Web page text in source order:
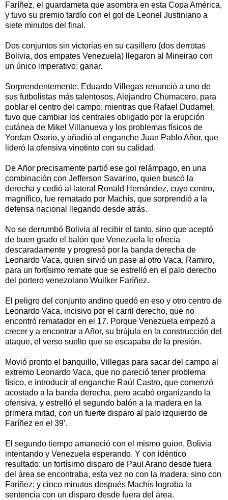
Faríñez, el guardameta que asombra en esta Copa América,
y tuvo su premio tardío con el gol de Leonel Justiniano a
siete minutos del final.
Dos conjuntos sin victorias en su casillero (dos derrotas
Bolivia, dos empates Venezuela) llegaron al Mineirao con
un único imperativo: ganar.
Sorprendentemente, Eduardo Villegas renunció a uno de
sus futbolistas más talentosos, Alejandro Chumacero, para
poblar el centro del campo; mientras que Rafael Dudamel,
tuvo que cambiar los centrales obligado por la erupción
cutánea de Mikel Villanueva y los problemas físicos de
Yordan Osorio, y añadió al enganche Juan Pablo Añor, que
lideró la ofensiva vinotinto con su calidad.
De Añor precisamente partió ese gol relámpago, en una
combinación con Jefferson Savarino, quien buscó la
derecha y cedió al lateral Ronald Hernández, cuyo centro,
magnífico, fue rematado por Machís, que sorprendió a la
defensa nacional llegando desde atrás.
No se derrumbó Bolivia al recibir el tanto, sino que aceptó
de buen grado el balón que Venezuela le ofrecía
descaradamente y progresó por la banda derecha de
Leonardo Vaca, quien sirvió un pase al otro Vaca, Ramiro,
para un fortísimo remate que se estrelló en el palo derecho
del portero venezolano Wuilker Faríñez.
El peligro del conjunto andino quedó en eso y otro centro de
Leonardo Vaca, incisivo por el carril derecho, que no
encontró rematador en el 17. Porque Venezuela empezó a
crecer y a encontrar a Añor, su brújula en la construcción del
ataque, el verso suelto que se escapaba de la presión.
Movió pronto el banquillo, Villegas para sacar del campo al
extremo Leonardo Vaca, que no pareció tener problema
físico, e introducir al enganche Raúl Castro, que comenzó
acostado a la banda derecha, pero acabó organizando la
ofensiva, y estrelló el segundo balón a la madera en la
primera mitad, con un fuerte disparo al palo izquierdo de
Faríñez en el 39’.
El segundo tiempo amaneció con el mismo guion, Bolivia
intentando y Venezuela esperando. Y con idéntico
resultado: un fortísimo disparo de Paul Arano desde fuera
del área se encontraba, esta vez no con la madera, sino con
Faríñez; y cinco minutos después Machís lograba la
sentencia con un disparo desde fuera del área.